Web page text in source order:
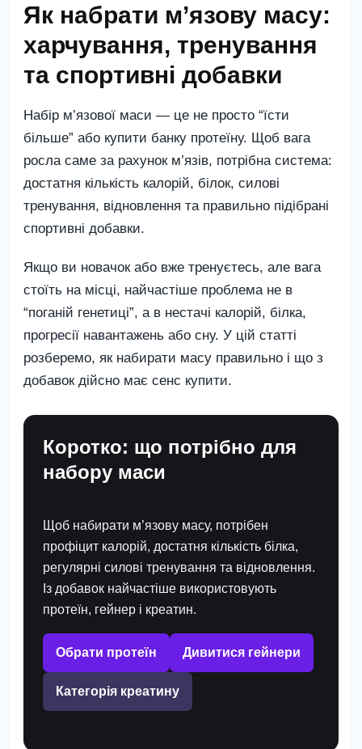
Як набрати м’язову масу:
харчування, тренування
та спортивні добавки
Набір м’язової маси — це не просто “їсти
більше” або купити банку протеїну. Щоб вага
росла саме за рахунок м’язів, потрібна система:
достатня кількість калорій, білок, силові
тренування, відновлення та правильно підібрані
спортивні добавки.
Якщо ви новачок або вже тренуєтесь, але вага
стоїть на місці, найчастіше проблема не в
“поганій генетиці”, а в нестачі калорій, білка,
прогресії навантажень або сну. У цій статті
розберемо, як набирати масу правильно і що з
добавок дійсно має сенс купити.
Коротко: що потрібно для
набору маси
Щоб набирати м’язову масу, потрібен
профіцит калорій, достатня кількість білка,
регулярні силові тренування та відновлення.
Із добавок найчастіше використовують
протеїн, гейнер і креатин.
Обрати протеїн Дивитися гейнери
Категорія креатину